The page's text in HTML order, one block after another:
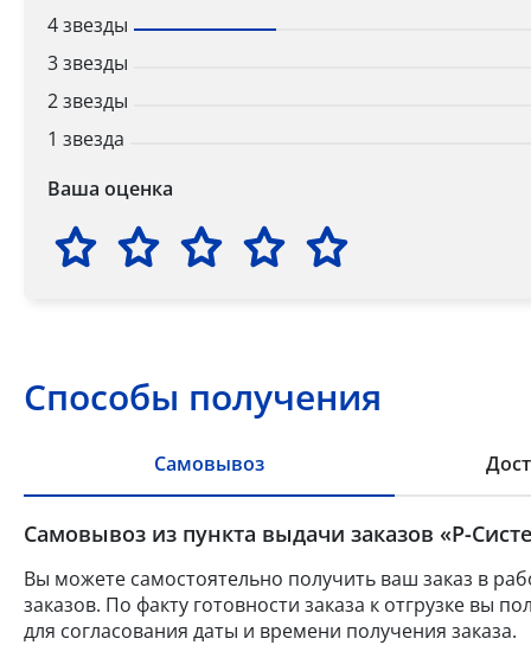
4 звезды
3 звезды
2 звезды
1 звезда
Ваша оценка
Способы получения
Самовывоз
Самовывоз из пункта выдачи заказов «Р-
Вы можете самостоятельно получить ваш заказ в
заказов. По факту готовности заказа к отгрузке вы
для согласования даты и времени получения заказа.